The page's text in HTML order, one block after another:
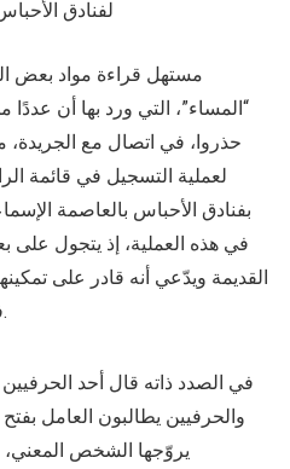
مستهل قراءة مواد بعض
“المساء”، التي ورد بها أن عددًا
حذروا، في اتصال مع
لعملية التسجيل في قائمة
بفنادق الأحباس بالعاصمة
في هذه العملية، إذ يتجول على
القديمة ويدّعي أنه قادر على
في حملة سياسية سابقة لأوانها.
في الصدد ذاته قال أحد
والحرفيين يطالبون العامل
يروّجها الشخص